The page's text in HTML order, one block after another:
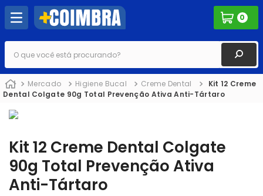
0
O que você está procurando?
Mercado Higiene Bucal Creme Dental
Kit 12 Creme
Dental Colgate 90g Total Prevenção Ativa Anti-Tártaro
Kit 12 Creme Dental Colgate
90g Total Prevenção Ativa
Anti-Tártaro